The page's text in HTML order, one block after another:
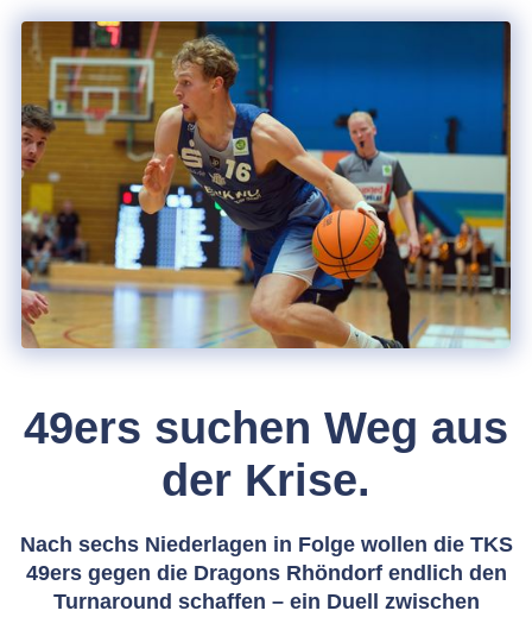
49ers suchen Weg aus
der Krise.
Nach sechs Niederlagen in Folge wollen die TKS
49ers gegen die Dragons Rhöndorf endlich den
Turnaround schaffen – ein Duell zwischen